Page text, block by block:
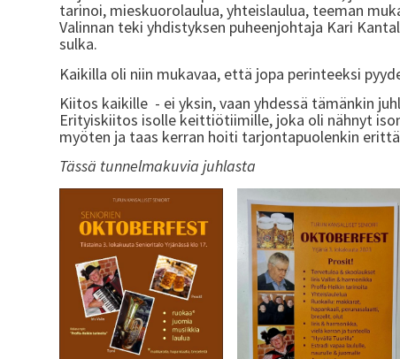
tarinoi, mieskuorolaulua, yhteislaulua, teeman
Valinnan teki yhdistyksen puheenjohtaja Kari
sulka.
Kaikilla oli niin mukavaa, että jopa perinteeksi
Kiitos kaikille - ei yksin, vaan yhdessä tämänkin
Erityiskiitos isolle keittiötiimille, joka oli nähnyt
myöten ja taas kerran hoiti tarjontapuolenkin
Tässä tunnelmakuvia juhlasta